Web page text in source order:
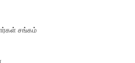
சங்கம்